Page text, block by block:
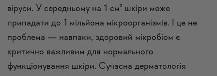
віруси. У середньому на 1 см² шкіри може
припадати до 1 мільйона мікроорганізмів. І це не
проблема — навпаки, здоровий мікробіом є
критично важливим для нормального
функціонування шкіри. Сучасна дерматологія